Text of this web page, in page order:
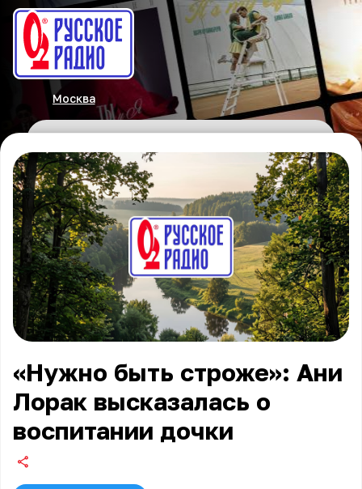
Москва
«Нужно быть строже»: Ани
Лорак высказалась о
воспитании дочки